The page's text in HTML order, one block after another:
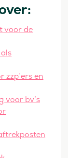
voor de
zzp’ers en
voor bv’s